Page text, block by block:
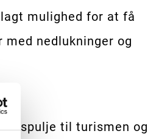
mulighed for at få
nedlukninger og
til turismen og